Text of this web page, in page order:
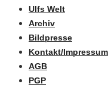
Ulfs Welt
Archiv
Bildpresse
Kontakt/Impressum
AGB
PGP